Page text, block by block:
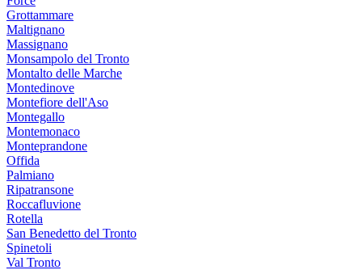
Grottammare
Maltignano
Massignano
Monsampolo del Tronto
Montalto delle Marche
Montedinove
Montefiore dell'Aso
Montegallo
Montemonaco
Monteprandone
Offida
Palmiano
Ripatransone
Roccafluvione
Rotella
San Benedetto del Tronto
Spinetoli
Val Tronto